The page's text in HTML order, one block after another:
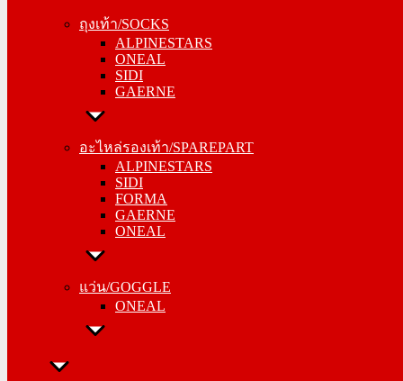
ถุงเท้า/SOCKS
ALPINESTARS
ONEAL
SIDI
GAERNE
อะไหล่รองเท้า/SPAREPART
ALPINESTARS
SIDI
FORMA
GAERNE
ONEAL
แว่น/GOGGLE
ONEAL
ONEAL
SIDI
GAERNE
อะไหล่รองเท้า/SPAREPART
SIDI
FORMA
GAERNE
ONEAL
แว่น/GOGGLE
ลำลอง/CASUAL